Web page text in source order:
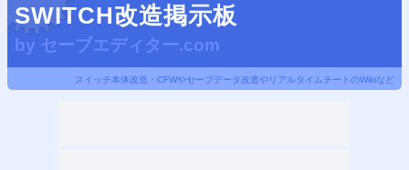
SWITCH改造掲示板
by セーブエディター.com
スイッチ本体改造・CFWやセーブデータ改造やリアルタイムチートのWikiなど